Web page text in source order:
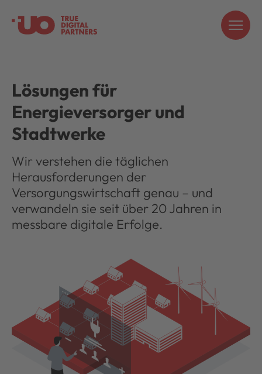
Lösungen für
Energieversorger und
Stadtwerke
Wir verstehen die täglichen
Herausforderungen der
Versorgungswirtschaft genau – und
verwandeln sie seit über 20 Jahren in
messbare digitale Erfolge.